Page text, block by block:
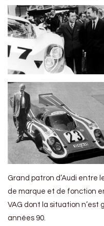
Grand patron d’Audi entre
de marque et de fonction
VAG dont la situation n’est
années 90.